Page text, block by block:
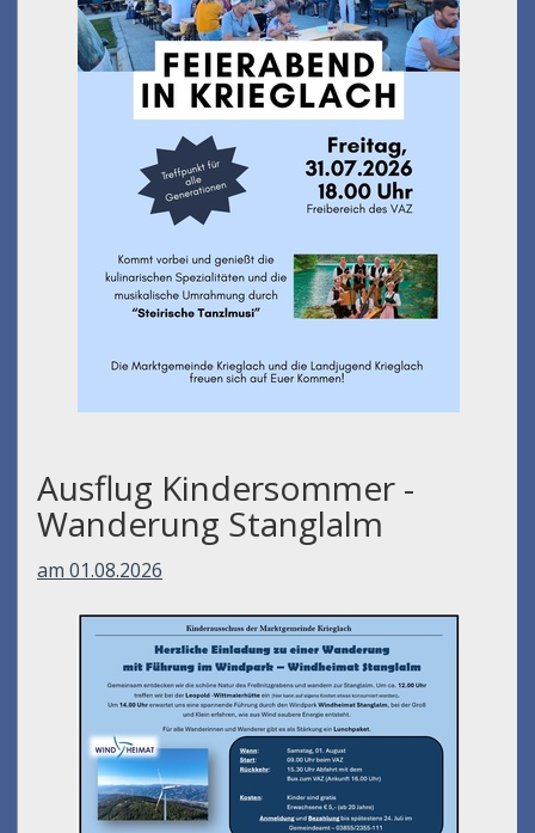
Ausflug Kindersommer -
Wanderung Stanglalm
am 01.08.2026